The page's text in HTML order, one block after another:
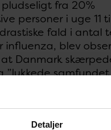
Detaljer
fra 20%
personer i uge 11
fald i antal
influenza, blev
Danmark
”lukkede
19-
i influenza
tidligere